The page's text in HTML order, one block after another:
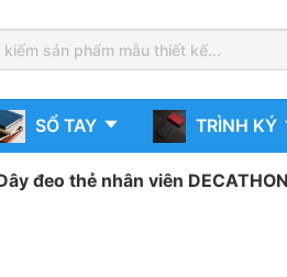
SỔ TAY TRÌNH KÝ
đeo thẻ nhân viên